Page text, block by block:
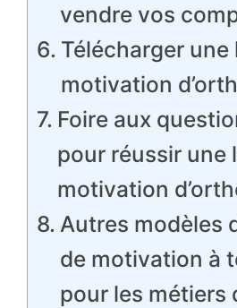
vendre vos
Télécharger une
motivation
Foire aux
pour réussir une
motivation
Autres modèles
de motivation à
pour les métiers